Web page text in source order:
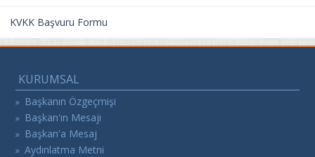
KVKK Başvuru Formu
KURUMSAL
» Başkanın Özgeçmişi
» Başkan'ın Mesajı
» Başkan'a Mesaj
» Aydınlatma Metni